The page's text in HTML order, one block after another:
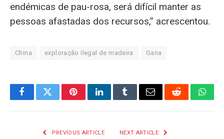
endémicas de pau-rosa, será difícil manter as
pessoas afastadas dos recursos,” acrescentou.
China exploração ilegal de madeira Gana
FacebookTwitterPinterestLinkedInTumblrEmail Reddit
PREVIOUS ARTICLE NEXT ARTICLE